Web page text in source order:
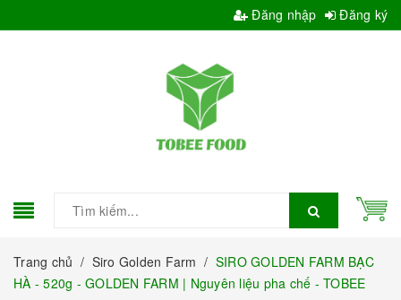
Đăng nhập Đăng ký
Trang chủ / Siro Golden Farm / SIRO GOLDEN FARM BẠC
HÀ - 520g - GOLDEN FARM | Nguyên liệu pha chế - TOBEE